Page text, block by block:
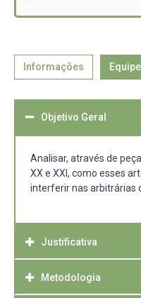
Informações Equipe
Objetivo Geral
Analisar, através de
XX e XXI, como esses
interferir nas arbitrárias
Justificativa
Esta proposta de
Metodologia